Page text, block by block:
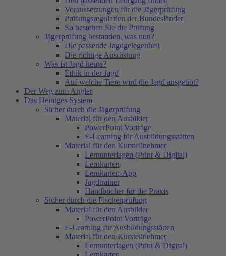
Voraussetzungen für die Jägerprüfung
Prüfungsregularien der Bundesländer
So bestehen Sie die Prüfung
Jägerprüfung bestanden, was nun?
Die passende Jagdgelegenheit
Die richtige Ausrüstung
Was ist Jagd heute?
Ethik in der Jagd
Auf welche Tiere wird die Jagd ausgeübt?
Der Weg zum Angler
Das Heintges System
Sicher durch die Jägerprüfung
Material für den Ausbilder
PowerPoint Vorträge
E-Learning für Ausbildungsstätten
Material für den Kursteilnehmer
Lernunterlagen (Print & Digital)
Lernkarten
Lernkarten-App
Jagdtrainer
Handbücher für die Praxis
Sicher durch die Fischerprüfung
Material für den Ausbilder
PowerPoint Vorträge
E-Learning für Ausbildungsstätten
Material für den Kursteilnehmer
Lernunterlagen (Print & Digital)